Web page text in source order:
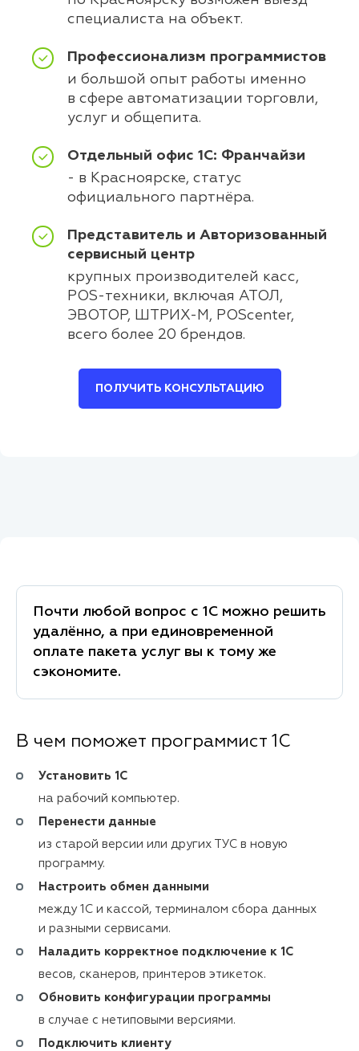
специалиста на объект.
Профессионализм программистов
и большой опыт работы именно
в сфере автоматизации торговли,
услуг и общепита.
Отдельный офис 1С: Франчайзи
- в Красноярске, статус
официального партнёра.
Представитель и Авторизованный
сервисный центр
крупных производителей касс,
POS-техники, включая АТОЛ,
ЭВОТОР, ШТРИХ-М, POScenter,
всего более 20 брендов.
ПОЛУЧИТЬ КОНСУЛЬТАЦИЮ
Почти любой вопрос с 1С можно решить
удалённо, а при единовременной
оплате пакета услуг вы к тому же
сэкономите.
В чем поможет программист 1С
Установить 1С
на рабочий компьютер.
Перенести данные
из старой версии или других ТУС в новую
программу.
Настроить обмен данными
между 1С и кассой, терминалом сбора данных
и разными сервисами.
Наладить корректное подключение к 1С
весов, сканеров, принтеров этикеток.
Обновить конфигурации программы
в случае с нетиповыми версиями.
Подключить клиенту